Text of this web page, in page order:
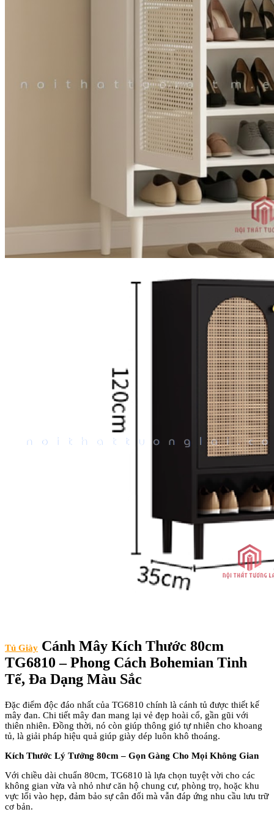
Tủ Giày Cánh Mây Kích Thước 80cm
TG6810 – Phong Cách Bohemian Tinh
Tế, Đa Dạng Màu Sắc
Đặc điểm độc đáo nhất của TG6810 chính là cánh tủ được thiết kế
mây đan. Chi tiết mây đan mang lại vẻ đẹp hoài cổ, gần gũi với
thiên nhiên. Đồng thời, nó còn giúp thông gió tự nhiên cho khoang
tủ, là giải pháp hiệu quả giúp giày dép luôn khô thoáng.
Kích Thước Lý Tưởng 80cm– Gọn Gàng Cho Mọi Không Gian
Với chiều dài chuẩn 80cm, TG6810 là lựa chọn tuyệt vời cho các
không gian vừa và nhỏ như căn hộ chung cư, phòng trọ, hoặc khu
vực lối vào hẹp, đảm bảo sự cân đối mà vẫn đáp ứng nhu cầu lưu trữ
cơ bản.